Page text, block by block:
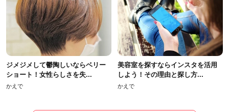
ジメジメして鬱陶しいならベリー
ショート！女性らしさを失...
かえで
美容室を探すならインスタを活用
しよう！その理由と探し方...
かえで